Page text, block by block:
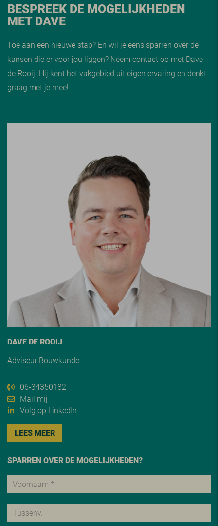
BESPREEK DE MOGELIJKHEDEN
MET DAVE
Toe aan een nieuwe stap? En wil je eens sparren over de
kansen die er voor jou liggen? Neem contact op met Dave
de Rooij. Hij kent het vakgebied uit eigen ervaring en denkt
graag met je mee!
DAVE DE ROOIJ
Adviseur Bouwkunde
06-34350182
Mail mij
Volg op LinkedIn
LEES MEER
SPARREN OVER DE MOGELIJKHEDEN?